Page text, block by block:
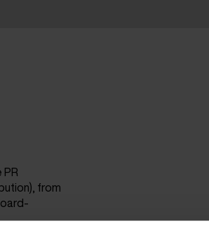
PR
from